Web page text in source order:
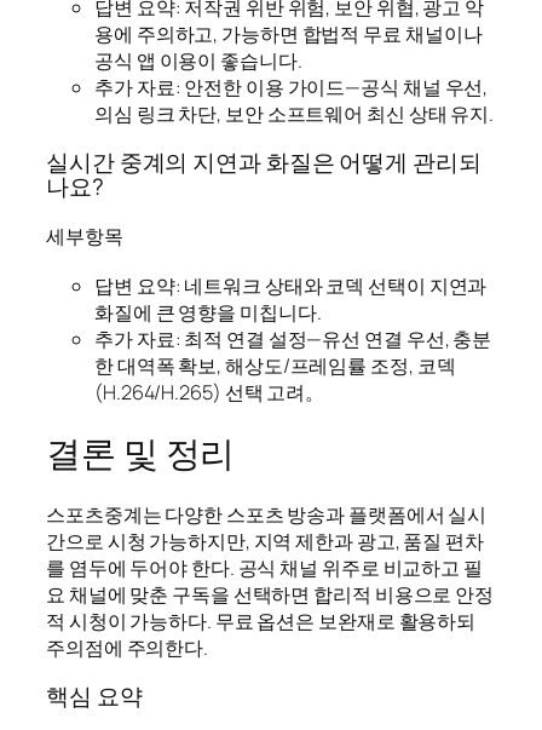
답변 요약: 저작권 위반 위험, 보안 위협, 광고 악
용에 주의하고, 가능하면 합법적 무료 채널이나
공식 앱 이용이 좋습니다.
추가 자료: 안전한 이용 가이드—공식 채널 우선,
의심 링크 차단, 보안 소프트웨어 최신 상태 유지.
실시간 중계의 지연과 화질은 어떻게 관리되
나요?
세부항목
답변 요약: 네트워크 상태와 코덱 선택이 지연과
화질에 큰 영향을 미칩니다.
추가 자료: 최적 연결 설정—유선 연결 우선, 충분
한 대역폭 확보, 해상도/프레임률 조정, 코덱
(H.264/H.265) 선택 고려。
결론 및 정리
스포츠중계는 다양한 스포츠 방송과 플랫폼에서 실시
간으로 시청 가능하지만, 지역 제한과 광고, 품질 편차
를 염두에 두어야 한다. 공식 채널 위주로 비교하고 필
요 채널에 맞춘 구독을 선택하면 합리적 비용으로 안정
적 시청이 가능하다. 무료 옵션은 보완재로 활용하되
주의점에 주의한다.
핵심 요약